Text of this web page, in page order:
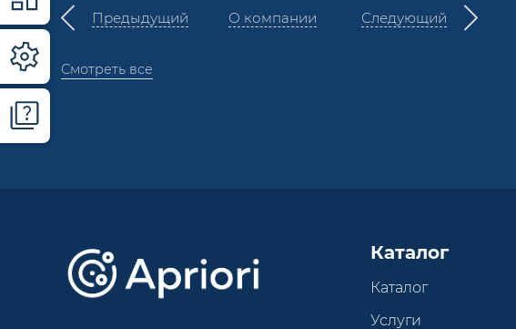
Предыдущий О компании Следующий
Смотреть все
Каталог
Каталог
Услуги